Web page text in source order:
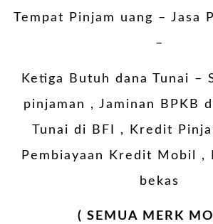
Tempat Pinjam uang – Jasa
–
Ketiga Butuh dana Tunai –
pinjaman , Jaminan BPKB
Tunai di BFI , Kredit
Pembiayaan Kredit Mobil ,
bekas
( SEMUA MERK